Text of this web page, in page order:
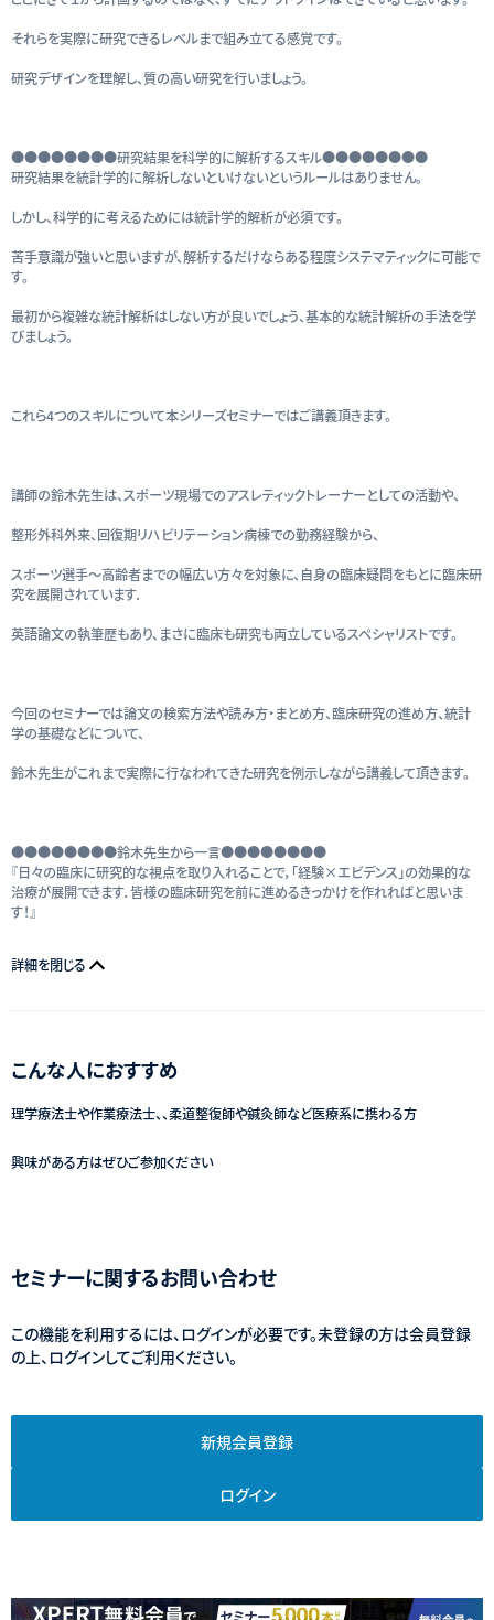
それらを実際に研究できるレベルまで組み立てる感覚です。
研究デザインを理解し、質の高い研究を行いましょう。
●●●●●●●●研究結果を科学的に解析するスキル●●●●●●●●
研究結果を統計学的に解析しないといけないというルールはありません。
しかし、科学的に考えるためには統計学的解析が必須です。
苦手意識が強いと思いますが、解析するだけならある程度システマティックに可能で
す。
最初から複雑な統計解析はしない方が良いでしょう、基本的な統計解析の手法を学
びましょう。
これら4つのスキルについて本シリーズセミナーではご講義頂きます。
講師の鈴木先生は、スポーツ現場でのアスレティックトレーナーとしての活動や、
整形外科外来、回復期リハビリテーション病棟での勤務経験から、
スポーツ選手～高齢者までの幅広い方々を対象に、自身の臨床疑問をもとに臨床研
究を展開されています．
英語論文の執筆歴もあり、まさに臨床も研究も両立しているスペシャリストです。
今回のセミナーでは論文の検索方法や読み方・まとめ方、臨床研究の進め方、統計
学の基礎などについて、
鈴木先生がこれまで実際に行なわれてきた研究を例示しながら講義して頂きます。
●●●●●●●●鈴木先生から一言●●●●●●●●
『日々の臨床に研究的な視点を取り入れることで，「経験×エビデンス」の効果的な
治療が展開できます．皆様の臨床研究を前に進めるきっかけを作れればと思いま
す！』
詳細を閉じる
こんな人におすすめ
理学療法士や作業療法士、、柔道整復師や鍼灸師など医療系に携わる方
興味がある方はぜひご参加ください
セミナーに関するお問い合わせ
この機能を利用するには、ログインが必要です。未登録の方は会員登録
の上、ログインしてご利用ください。
新規会員登録
ログイン